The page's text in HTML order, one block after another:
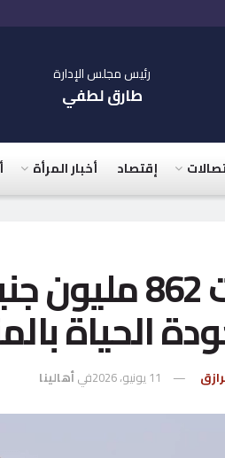
رئيس مجلس الإدارة
طارق لطفي
إقتصاد أخبار المرأة
باستثمارات
الحياة
11 يونيو، 2026 فيأهالينا